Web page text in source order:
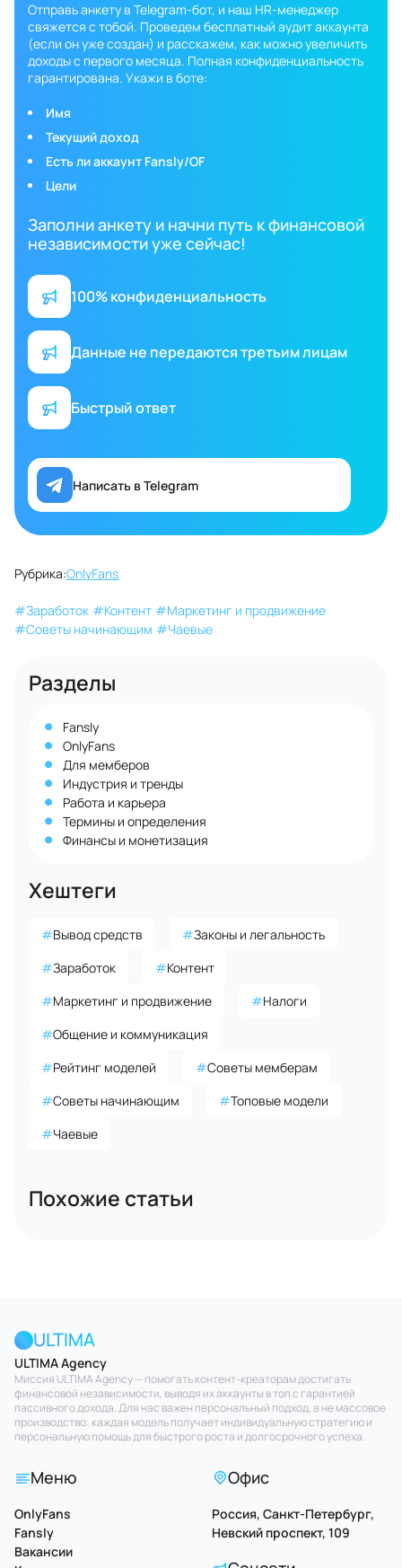
Отправь анкету в Telegram-бот, и наш HR-менеджер
свяжется с тобой. Проведем бесплатный аудит аккаунта
(если он уже создан) и расскажем, как можно увеличить
доходы с первого месяца. Полная конфиденциальность
гарантирована. Укажи в боте:
Имя
Текущий доход
Есть ли аккаунт Fansly/OF
Цели
Заполни анкету и начни путь к финансовой
независимости уже сейчас!
100% конфиденциальность
Данные не передаются третьим лицам
Быстрый ответ
Написать в Telegram
Рубрика:OnlyFans
#Заработок #Контент #Маркетинг и продвижение
#Советы начинающим #Чаевые
Разделы
Fansly
OnlyFans
Для мемберов
Индустрия и тренды
Работа и карьера
Термины и определения
Финансы и монетизация
Хештеги
#Вывод средств #Законы и легальность
#Заработок #Контент
#Маркетинг и продвижение #Налоги
#Общение и коммуникация
#Рейтинг моделей #Советы мемберам
#Советы начинающим #Топовые модели
#Чаевые
Похожие статьи
ULTIMA
ULTIMA Agency
Миссия ULTIMA Agency — помогать контент-креаторам достигать
финансовой независимости, выводя их аккаунты в топ с гарантией
пассивного дохода. Для нас важен персональный подход, а не массовое
производство: каждая модель получает индивидуальную стратегию и
персональную помощь для быстрого роста и долгосрочного успеха.
Меню
OnlyFans
Fansly
Вакансии
Офис
Россия, Санкт-Петербург,
Невский проспект, 109